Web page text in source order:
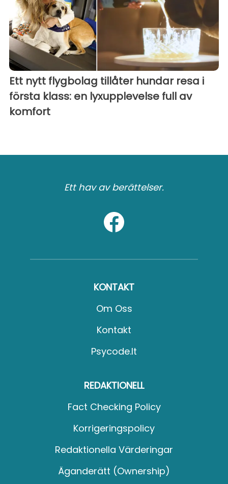
Ett nytt flygbolag tillåter hundar resa i
första klass: en lyxupplevelse full av
komfort
Ett hav av berättelser.
KONTAKT
Om Oss
Kontakt
Psycode.it
REDAKTIONELL
Fact Checking Policy
Korrigeringspolicy
Redaktionella Värderingar
Äganderätt (Ownership)